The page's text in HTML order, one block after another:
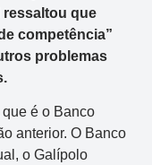
ressaltou que
competência”
problemas
é o Banco
anterior. O Banco
o Galípolo